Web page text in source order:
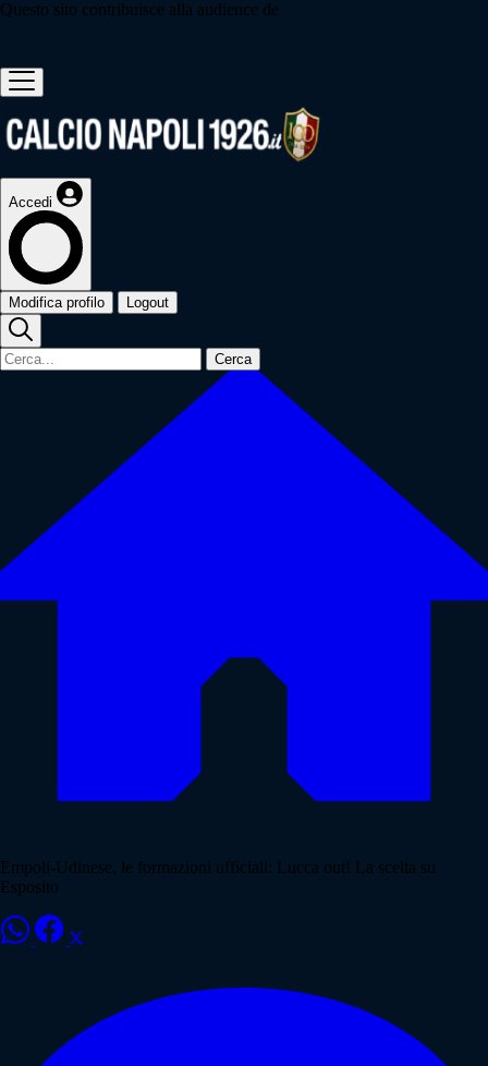
Questo sito contribuisce alla audience de
Accedi
Modifica profilo Logout
Cerca
Empoli-Udinese, le formazioni ufficiali: Lucca out! La scelta su
Esposito